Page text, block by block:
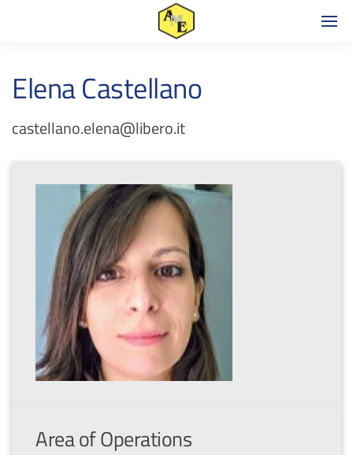
Elena Castellano
castellano.elena@libero.it
Area of Operations